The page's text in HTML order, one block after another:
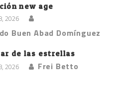
new age
2026
Buen Abad Domínguez
de las estrellas
2026 Frei Betto